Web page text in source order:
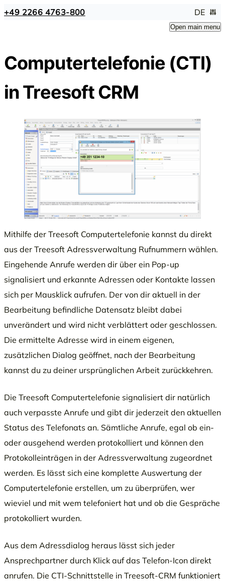
+49 2266 4763-800 DE
Open main menu
Computertelefonie (CTI)
in Treesoft CRM
Mithilfe der Treesoft Computertelefonie kannst du direkt
aus der Treesoft Adressverwaltung Rufnummern wählen.
Eingehende Anrufe werden dir über ein Pop-up
signalisiert und erkannte Adressen oder Kontakte lassen
sich per Mausklick aufrufen. Der von dir aktuell in der
Bearbeitung befindliche Datensatz bleibt dabei
unverändert und wird nicht verblättert oder geschlossen.
Die ermittelte Adresse wird in einem eigenen,
zusätzlichen Dialog geöffnet, nach der Bearbeitung
kannst du zu deiner ursprünglichen Arbeit zurückkehren.
Die Treesoft Computertelefonie signalisiert dir natürlich
auch verpasste Anrufe und gibt dir jederzeit den aktuellen
Status des Telefonats an. Sämtliche Anrufe, egal ob ein-
oder ausgehend werden protokolliert und können den
Protokolleinträgen in der Adressverwaltung zugeordnet
werden. Es lässt sich eine komplette Auswertung der
Computertelefonie erstellen, um zu überprüfen, wer
wieviel und mit wem telefoniert hat und ob die Gespräche
protokolliert wurden.
Aus dem Adressdialog heraus lässt sich jeder
Ansprechpartner durch Klick auf das Telefon-Icon direkt
anrufen. Die CTI-Schnittstelle in Treesoft-CRM funktioniert